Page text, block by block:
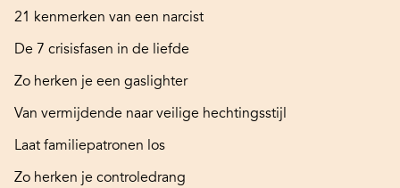
21 kenmerken van een narcist
De 7 crisisfasen in de liefde
Zo herken je een gaslighter
Van vermijdende naar veilige hechtingsstijl
Laat familiepatronen los
Zo herken je controledrang